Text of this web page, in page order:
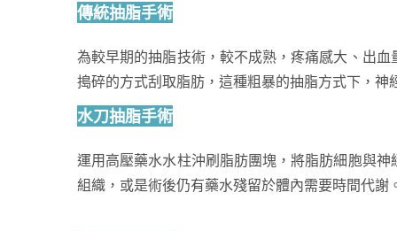
傳統抽脂手術
為較早期的抽脂技術，較不成熟，疼痛感大、出
搗碎的方式刮取脂肪，這種粗暴的抽脂方式下，
水刀抽脂手術
運用高壓藥水水柱沖刷脂肪團塊，將脂肪細胞與
組織，或是術後仍有藥水殘留於體內需要時間代謝